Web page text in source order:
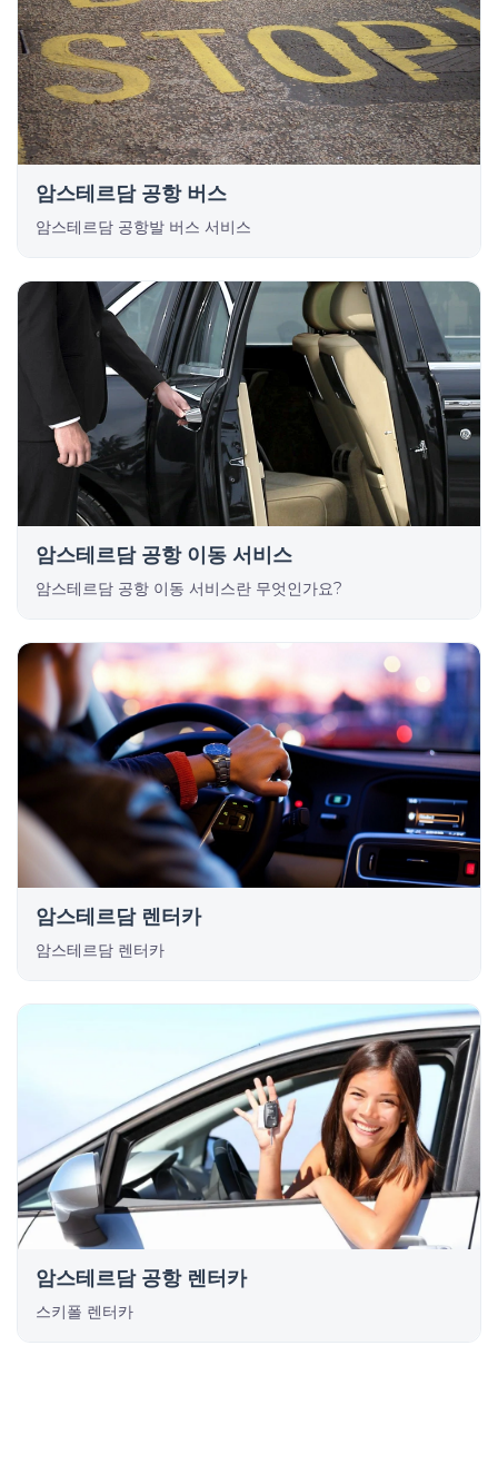
암스테르담 공항 버스
암스테르담 공항발 버스 서비스
암스테르담 공항 이동 서비스
암스테르담 공항 이동 서비스란 무엇인가요?
암스테르담 렌터카
암스테르담 렌터카
암스테르담 공항 렌터카
스키폴 렌터카